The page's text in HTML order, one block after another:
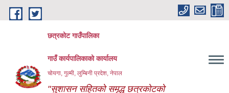
Skip to main content
छत्रकोट गाउँपालिका
गाउँ कार्यपालिकाको कार्यालय
चोयगा, गुल्मी, लुम्बिनी प्रदेश, नेपाल
"सुशासन सहितको समृद्ध छत्रकोटको